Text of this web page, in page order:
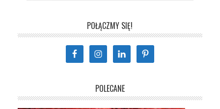
POŁĄCZMY SIĘ!
POLECANE